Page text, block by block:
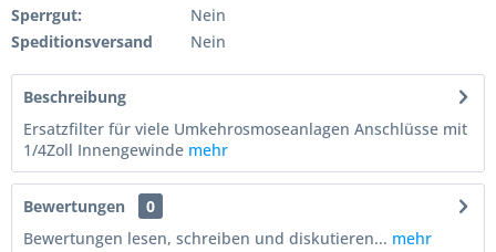
Sperrgut:
Nein
Speditionsversand
Nein
Beschreibung
Ersatzfilter für viele Umkehrosmoseanlagen Anschlüsse mit
1/4Zoll Innengewinde mehr
Bewertungen
0
Bewertungen lesen, schreiben und diskutieren... mehr